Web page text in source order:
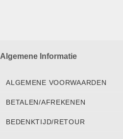
Algemene Informatie
ALGEMENE VOORWAARDEN
BETALEN/AFREKENEN
BEDENKTIJD/RETOUR